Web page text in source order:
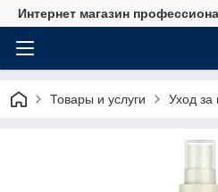
Интернет магазин
Товары и услуги Уход за